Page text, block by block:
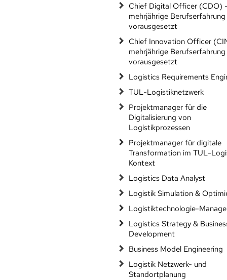
Chief Digital Officer (CDO)
mehrjährige Berufserfahrung
vorausgesetzt
Chief Innovation Officer
mehrjährige Berufserfahrung
vorausgesetzt
Logistics Requirements
TUL-Logistiknetzwerk
Projektmanager für die
Digitalisierung von
Logistikprozessen
Projektmanager für digitale
Transformation im TUL-
Kontext
Logistics Data Analyst
Logistik Simulation &
Logistiktechnologie-
Logistics Strategy &
Development
Business Model Engineering
Logistik Netzwerk- und
Standortplanung